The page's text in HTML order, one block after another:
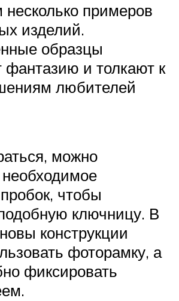
примеров
изделий.
образцы
фантазию и толкают к
любителей
можно
чтобы
ключницу. В
конструкции
фоторамку, а
фиксировать